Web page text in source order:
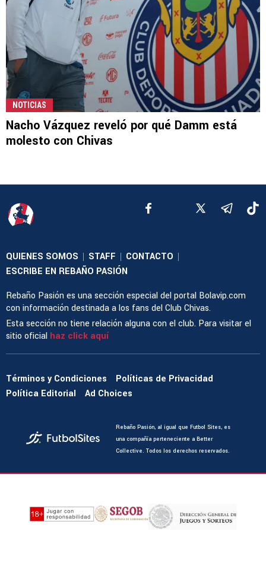
NOTICIAS
Nacho Vázquez reveló por qué Damm está
molesto con Chivas
QUIENES SOMOS | STAFF | CONTACTO |
ESCRIBE EN REBAÑO PASIÓN
Rebaño Pasión es una sección especial del portal Bolavip.com
con información destinada a los fans del Club Chivas.
Esta sección no tiene relación alguna con el club. Para visitar el
sitio oficial haz click aquí
Términos y Condiciones
Políticas de Privacidad
Política Editorial
Ad Choices
Rebaño Pasión, al igual que Futbol Sites, es
una compañía perteneciente a Better
Collective. Todos los derechos reservados.